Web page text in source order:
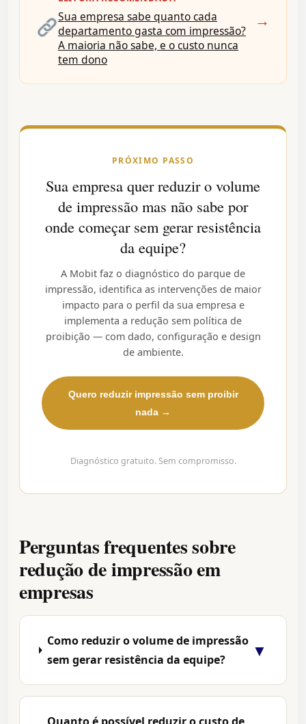
Sua empresa sabe quanto cada
departamento gasta com impressão?
A maioria não sabe, e o custo nunca
tem dono
→
PRÓXIMO PASSO
Sua empresa quer reduzir o volume
de impressão mas não sabe por
onde começar sem gerar resistência
da equipe?
A Mobit faz o diagnóstico do parque de
impressão, identifica as intervenções de maior
impacto para o perfil da sua empresa e
implementa a redução sem política de
proibição — com dado, configuração e design
de ambiente.
Quero reduzir impressão sem proibir
nada →
Diagnóstico gratuito. Sem compromisso.
Perguntas frequentes sobre
redução de impressão em
empresas
Como reduzir o volume de impressão
sem gerar resistência da equipe?
▼